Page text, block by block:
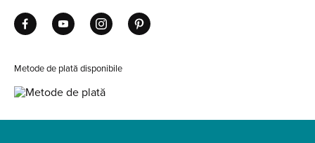
Metode de plată disponibile